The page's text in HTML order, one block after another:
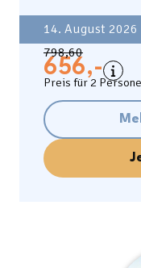
14. August 2026
798,60
656,-
Preis für 2